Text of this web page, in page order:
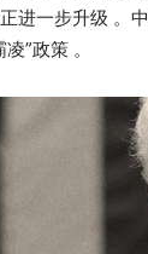
进一步升级 。
”政策 。